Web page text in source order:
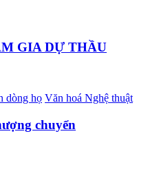
GIA DỰ THẦU
dòng họ Văn hoá Nghệ thuật
chuyển